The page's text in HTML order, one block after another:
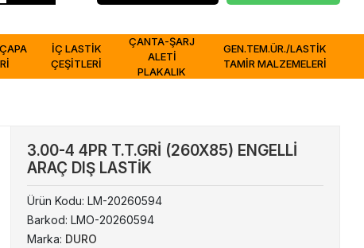
İÇ LASTİK
ÇEŞİTLERİ
ÇANTA-ŞARJ
ALETİ
PLAKALIK
GEN.TEM.ÜR./LASTİK
TAMİR MALZEMELERİ
3.00-4 4PR T.T.GRİ (260X85) ENGELLİ
ARAÇ DIŞ LASTİK
Ürün Kodu: LM-20260594
Barkod: LMO-20260594
Marka: DURO